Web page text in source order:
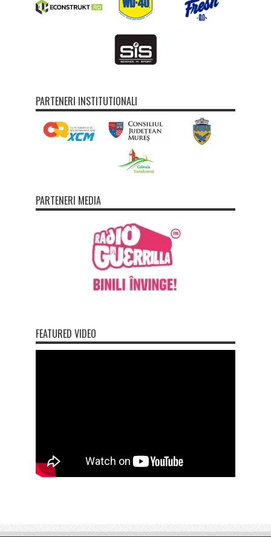
PARTENERI INSTITUTIONALI
PARTENERI MEDIA
FEATURED VIDEO